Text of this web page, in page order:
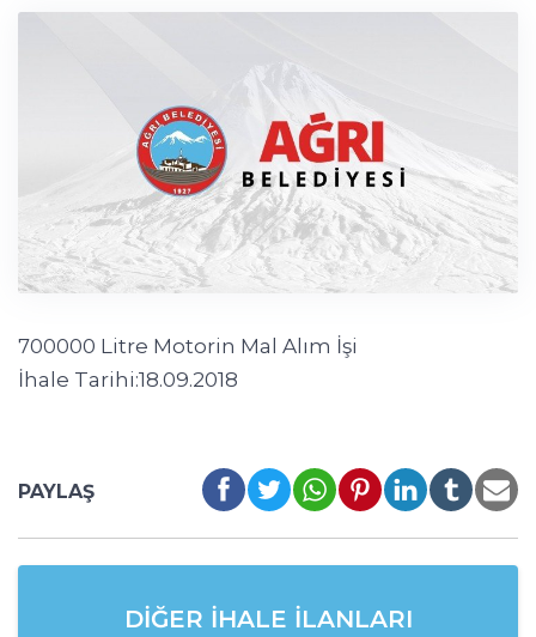
700000 Litre Motorin Mal Alım İşi
İhale Tarihi:18.09.2018
PAYLAŞ
DIĞER İHALE İLANLARI